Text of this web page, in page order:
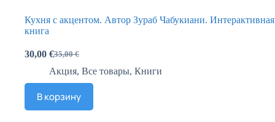
Кухня с акцентом. Автор Зураб Чабукиани. Интерактивная
книга
35,00€
30,00 €
Акция, Все товары, Книги
В корзину